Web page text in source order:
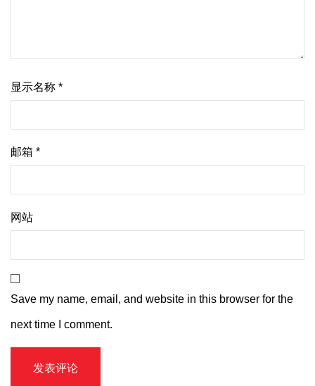
显示名称 *
邮箱 *
网站
Save my name, email, and website in this browser for the
next time I comment.